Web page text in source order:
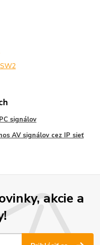
signálov
AV signálov cez IP sieť
akcie a